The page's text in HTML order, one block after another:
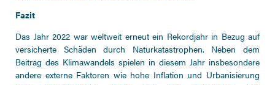
Fazit
Das Jahr 2022 war weltweit erneut ein Rekordjahr in Bezug auf
versicherte Schäden durch Naturkatastrophen. Neben dem
Beitrag des Klimawandels spielen in diesem Jahr insbesondere
andere externe Faktoren wie hohe Inflation und Urbanisierung